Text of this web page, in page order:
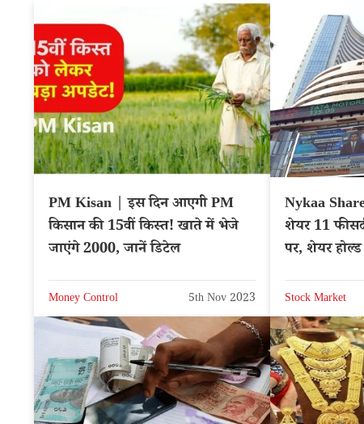
PM Kisan | इस दिन आएगी PM
किसान की 15वीं किस्त! खाते में भेजे
जाएंगे 2000, जानें डिटेल
Money Control 5th Nov 2023
Nykaa
शेयर 11
पर, शेयर
Stock Market